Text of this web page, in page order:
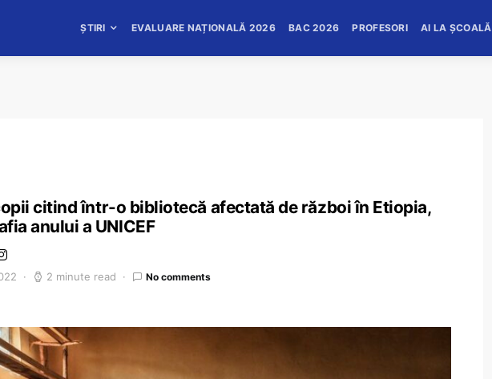
ȘTIRI EVALUARE NAȚIONALĂ 2026 BAC 2026 PROFESORI AI LA ȘCOALĂ
citind într-o bibliotecă afectată de război în Etiopia,
anului a UNICEF
2 minute read No comments